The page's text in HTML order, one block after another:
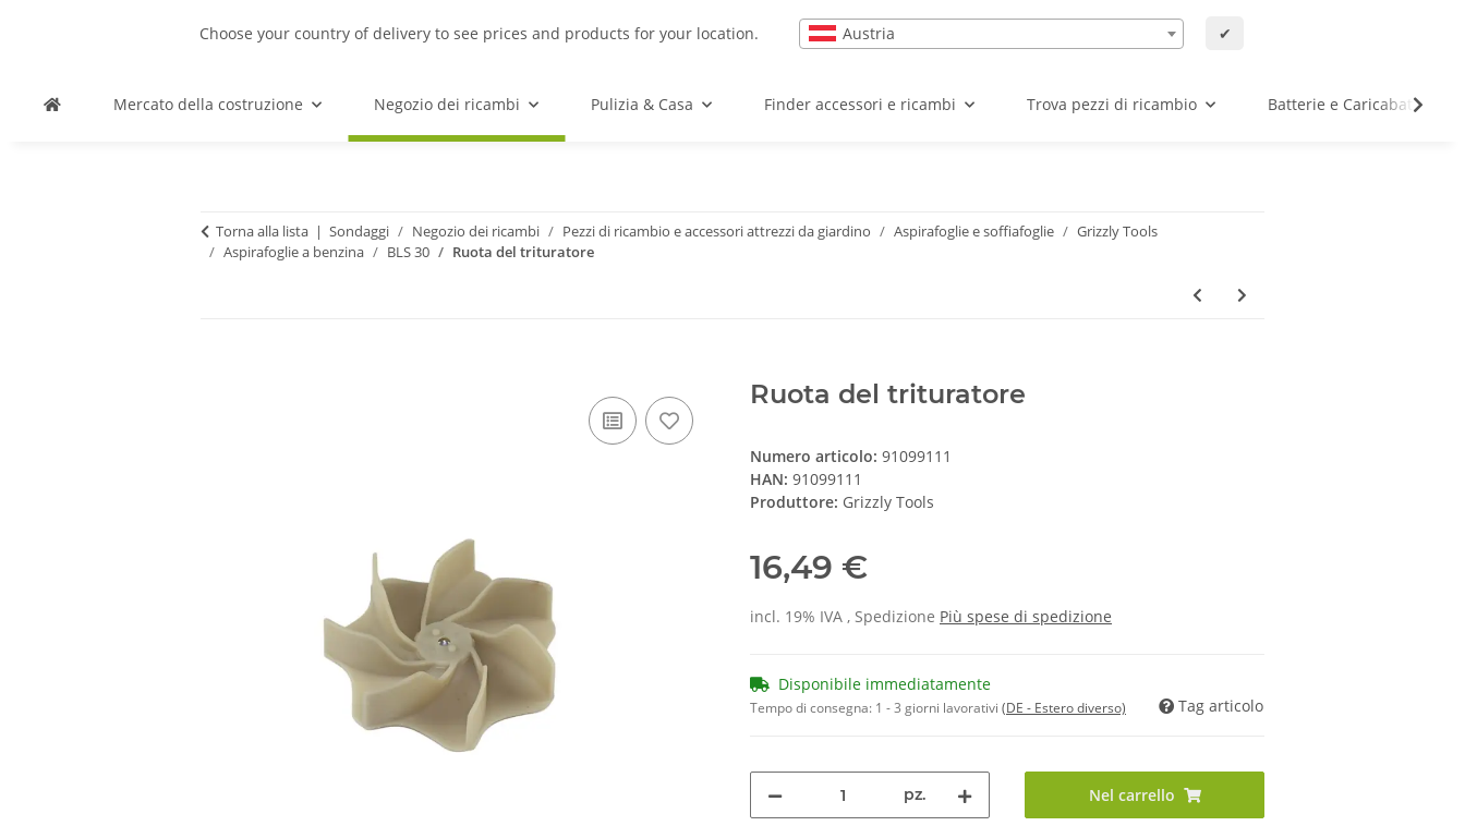
Choose your country of delivery to see prices and products for your location. Austria ✔
Mercato della costruzione Negozio dei ricambi Pulizia & Casa Finder accessori e ricambi Trova pezzi di ricambio Batterie e Caricabatterie
Torna alla lista Sondaggi Negozio dei ricambi Pezzi di ricambio e accessori attrezzi da giardino Aspirafoglie e soffiafoglie
Grizzly Tools
Aspirafoglie a benzina
BLS 30 Ruota del trituratore
Ruota del trituratore
Numero articolo: 91099111
HAN: 91099111
Produttore: Grizzly Tools
16,49 €
incl. 19% IVA , Spedizione Più spese di spedizione
Disponibile immediatamente
Tempo di consegna: 1 - 3 giorni lavorativi (DE - Estero diverso) Tag articolo
pz. Nel carrello